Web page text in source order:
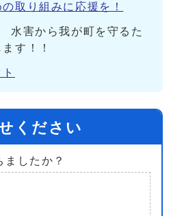
取り組みに応援を！
水害から我が町を守るた
す！！
ください
ましたか？